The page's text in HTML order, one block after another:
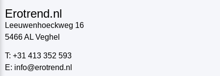
Erotrend.nl
Leeuwenhoeckweg 16
5466 AL Veghel
T: +31 413 352 593
E: info@erotrend.nl